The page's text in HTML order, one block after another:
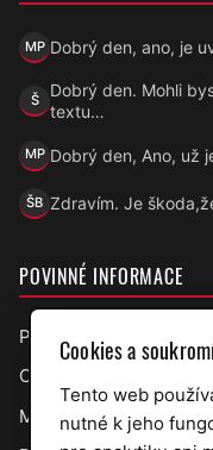
MP
Marek Přecechtěl
Dobrý den, ano, je
ŠŠárka
Dobrý den. Mohli
textu…
MPMarek Přecechtěl
Dobrý den, Ano, už
ŠBŠárka B.
Zdravím. Je
POVINNÉ INFORMACE
Prohlášení o
Ochrana osobních údajů
Mapa webu
Cookies a
Tento web
nutné k jeho